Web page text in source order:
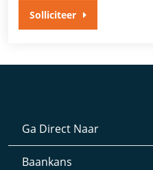
Solliciteer
Ga Direct Naar
Baankans